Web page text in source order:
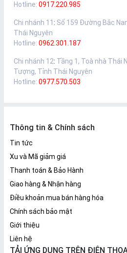
Hotline: 0917.220.985
Chi nhánh 11 : Số 159 Đường Bắc
Thái Nguyên
Hotline: 0962.301.187
Chi nhánh 12: Tầng 1, Toà nhà Thái
Tượng, Tỉnh Thái Nguyên
Hotline: 0977.570.503
Thông tin & Chính sách
Tin tức
Xu và Mã giảm giá
Thanh toán & Bảo Hành
Giao hàng & Nhận hàng
Điều khoản mua bán hàng hóa
Chính sách bảo mật
Giới thiệu
Liên hệ
TẢI ỨNG DỤNG TRÊN ĐIỆN